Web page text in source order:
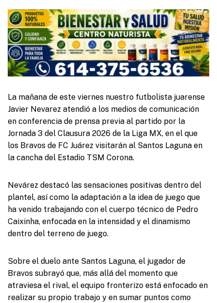
La mañana de este viernes nuestro futbolista juarense
Javier Nevarez atendió a los medios de comunicación
en conferencia de prensa previa al partido por la
Jornada 3 del Clausura 2026 de la Liga MX, en el que
los Bravos de FC Juárez visitarán al Santos Laguna en
la cancha del Estadio TSM Corona.
Nevárez destacó las sensaciones positivas dentro del
plantel, así como la adaptación a la idea de juego que
ha venido trabajando con el cuerpo técnico de Pedro
Caixinha, enfocada en la intensidad y el dinamismo
dentro del terreno de juego.
Sobre el duelo ante Santos Laguna, el jugador de
Bravos subrayó que, más allá del momento que
atraviesa el rival, el equipo fronterizo está enfocado en
realizar su propio trabajo y en sumar puntos como